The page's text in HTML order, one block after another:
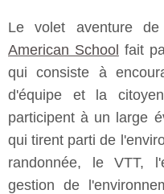
Le volet aventure
American School fait
qui consiste à
d'équipe et la
participent à un large
qui tirent parti de
randonnée, le VTT,
gestion de